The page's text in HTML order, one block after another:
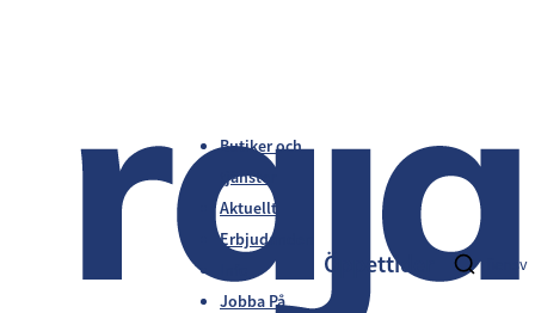
Butiker och
tjänster
Aktuellt
Erbjudanden
Jobba På
sv
Öppettider